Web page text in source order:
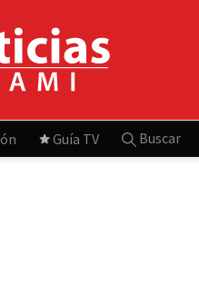
Guía TV Buscar